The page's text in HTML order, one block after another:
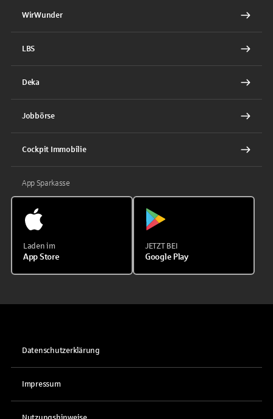
WirWunder
LBS
Deka
Jobbörse
Cockpit Immobilie
App Sparkasse
Laden im
App Store
JETZT BEI
Google Play
Datenschutzerklärung
Impressum